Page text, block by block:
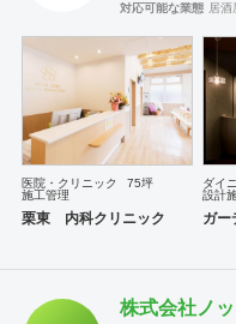
対応可能な業態 居酒
医院・クリニック
75坪
施工管理
栗東 内科クリニック
ダイ
設計
ガー
株式会社ノ